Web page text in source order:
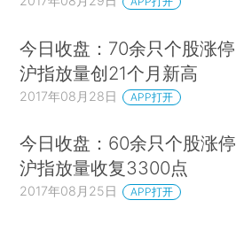
今日收盘：70余只个股涨停
沪指放量创21个月新高
2017年08月28日 APP打开
今日收盘：60余只个股涨停
沪指放量收复3300点
2017年08月25日 APP打开